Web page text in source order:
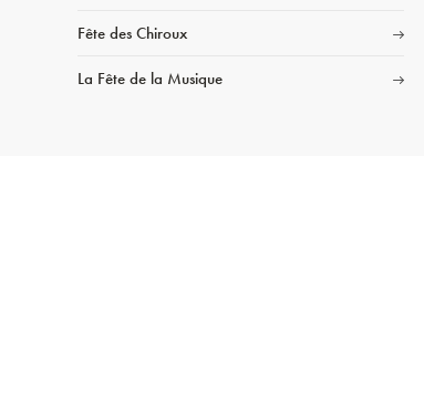
Fête des Chiroux
La Fête de la Musique